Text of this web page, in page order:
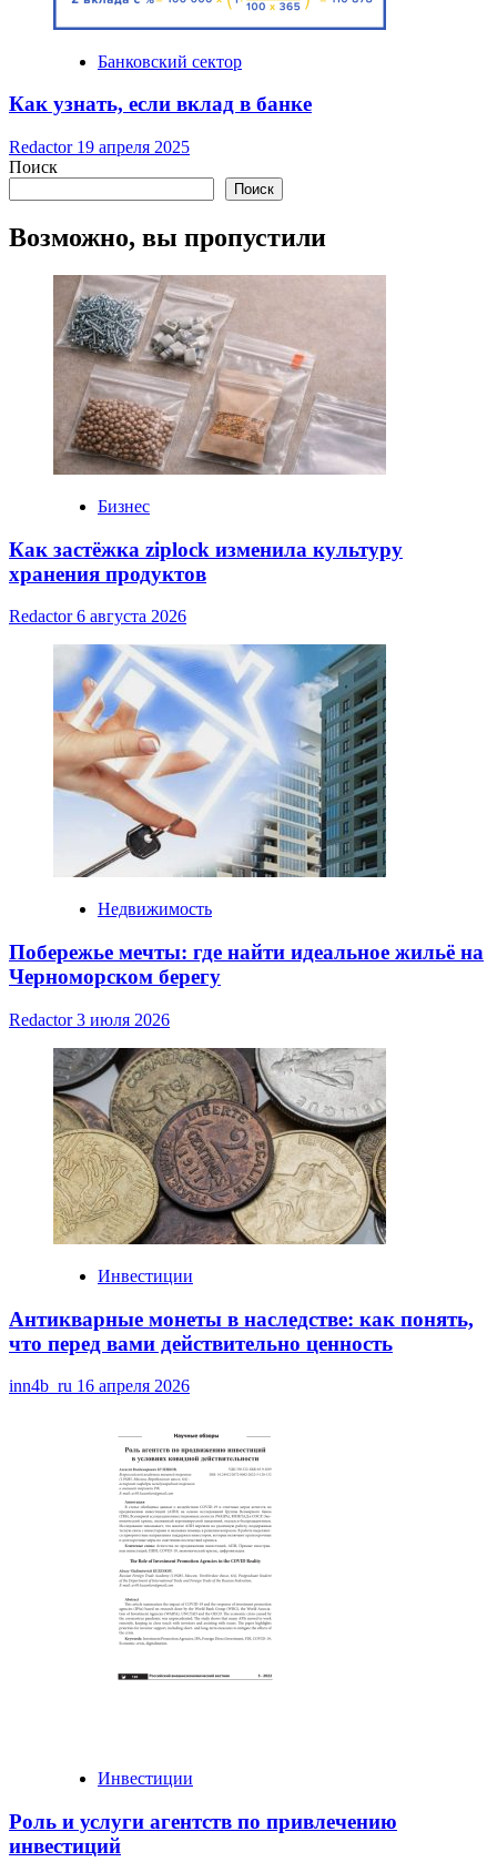
Банковский сектор
Как узнать, если вклад в банке
Redactor 19 апреля 2025
Поиск
Поиск
Возможно, вы пропустили
Бизнес
Как застёжка ziplock изменила культуру
хранения продуктов
Redactor6 августа 2026
Недвижимость
Побережье мечты: где найти идеальное жильё на
Черноморском берегу
Redactor3 июля 2026
Инвестиции
Антикварные монеты в наследстве: как понять,
что перед вами действительно ценность
inn4b_ru 16 апреля 2026
Инвестиции
Роль и услуги агентств по привлечению
инвестиций